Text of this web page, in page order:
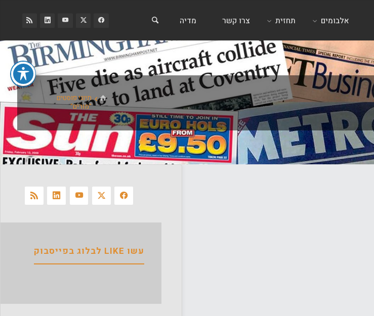
אלבומים תחזית צרו קשר מדיה
ביתתיוגי פוסטים
"מורים"
עשו LIKE לבלוג בפייסבוק